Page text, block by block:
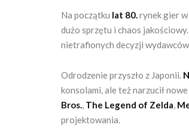
Na początku lat 80.rynek gier w
dużo sprzętu i chaos
nietrafionych decyzji
Odrodzenie przyszło z Japonii.
konsolami, ale też narzucił
Bros., The Legend of Zelda,
projektowania.